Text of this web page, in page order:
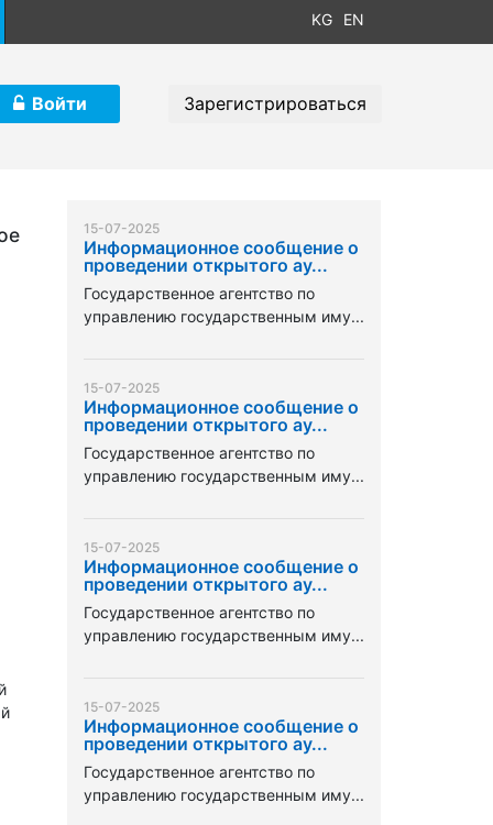
KG EN
Войти Зарегистрироваться
15-07-2025
Информационное сообщение о
проведении открытого ау...
Государственное агентство по
управлению государственным иму...
15-07-2025
Информационное сообщение о
проведении открытого ау...
Государственное агентство по
управлению государственным иму...
15-07-2025
Информационное сообщение о
проведении открытого ау...
Государственное агентство по
управлению государственным иму...
15-07-2025
Информационное сообщение о
проведении открытого ау...
Государственное агентство по
управлению государственным иму...